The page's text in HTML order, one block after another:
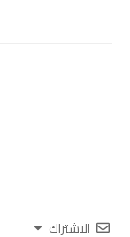
الاشتراك